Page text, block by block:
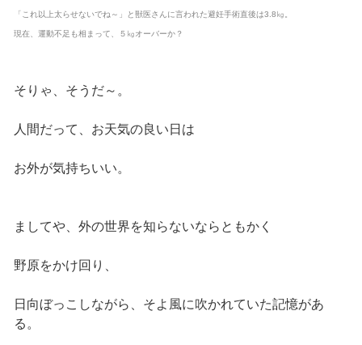
「これ以上太らせないでね～」と獣医さんに言われた避妊手術直後は3.8㎏。
現在、運動不足も相まって、５㎏オーバーか？
そりゃ、そうだ～。
人間だって、お天気の良い日は
お外が気持ちいい。
ましてや、外の世界を知らないならともかく
野原をかけ回り、
日向ぼっこしながら、そよ風に吹かれていた記憶があ
る。